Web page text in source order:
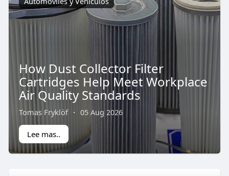
How Dust Collector Filter
Cartridges Help Meet Workplace
Air Quality Standards
Tomas Fryklöf · 05 Aug 2026
Lee mas..